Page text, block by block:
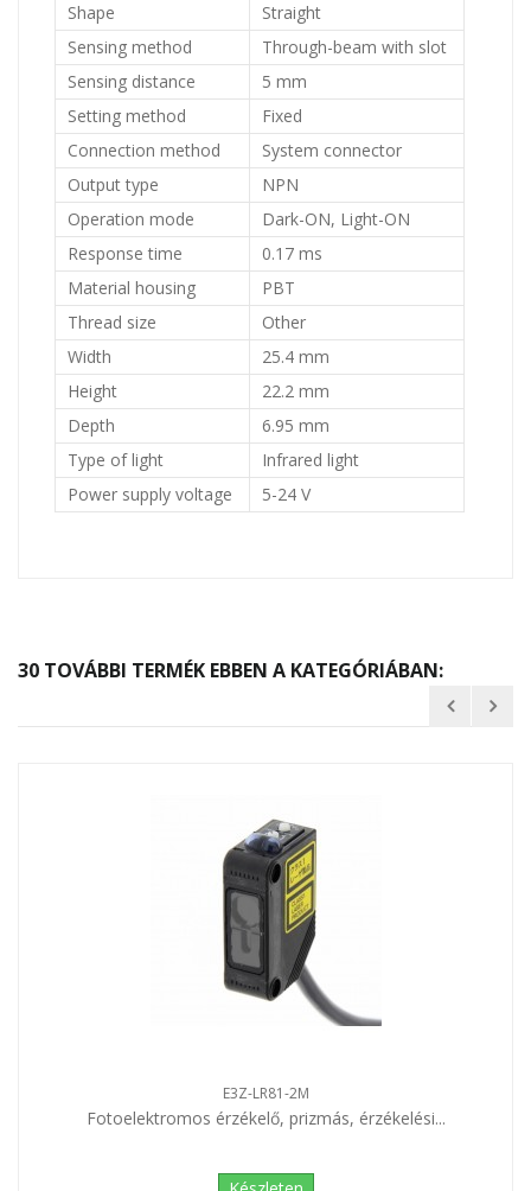
Shape
Straight
Sensing method
Through-beam with slot
Sensing distance
5 mm
Setting method
Fixed
Connection method
System connector
Output type
NPN
Operation mode
Dark-ON, Light-ON
Response time
0.17 ms
Material housing
PBT
Thread size
Other
Width
25.4 mm
Height
22.2 mm
Depth
6.95 mm
Type of light
Infrared light
Power supply voltage
5-24 V
30 TOVÁBBI TERMÉK EBBEN A KATEGÓRIÁBAN:
E3Z-LR81-2M
Fotoelektromos érzékelő, prizmás, érzékelési...